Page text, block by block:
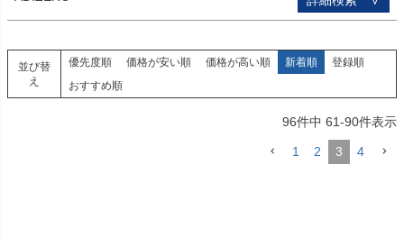
並び替
え
優先度順 価格が安い順 価格が高い順 新着順
登録順
おすすめ順
96件中 61-90件表示
1 2 3 4